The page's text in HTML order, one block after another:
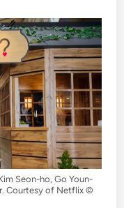
Seon-ho, Go Youn-
Courtesy of Netflix ©